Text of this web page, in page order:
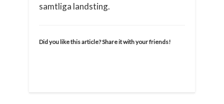
samtliga landsting.
Did you like this article? Share it with your friends!